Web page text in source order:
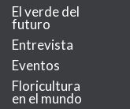
El verde del
futuro
Entrevista
Eventos
Floricultura
en el mundo